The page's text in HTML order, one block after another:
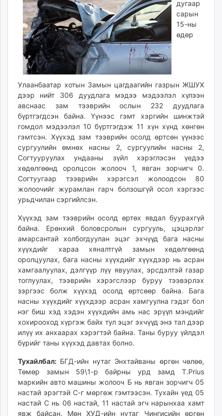
ikon.mn
mnb.mn
Livetv.mn
Eguur.mn
24tsag.mn
shuud.mn
eagle.mn
ergelt.mn
zarig.mn
today.mn
zuv.mn
mminfo.mn
ugluu.mn
urlag.mn
unen.mn
asu.mn
shudarga.mn
shuurhai.mn
unuudur.mn
isee.mn
mglradio.com
fact.mn
itoim.mn
tumen.mn
shuum.mn
tvmongolia.mn
mass.mn
assa.mn
toim.mn
tac.mn
paparazzi.mn
дугаар
сарын
15-ны
өдөр
Улаанбаатар хотын Замын цагдаагийн газрын ЖШУХ
дээр нийт 306 дуудлага мэдээ мэдээлэл хүлээн
авснаас зам тээврийн ослын 232 дуудлага
бүртгэгдсэн байна. Үүнээс гэмт хэргийн шинжтэй
гомдол мэдээлэл 10 бүртгэгдэж 11 хүн хүнд хөнгөн
гэмтсэн. Хүүхэд зам тээврийн осолд өртсөн үүнээс
сургуулийн өмнөх насны 2, сургуулийн насны 2,
Согтууруулах ундааны зүйл хэрэглэсэн үедээ
хөдөлгөөнд оролцсон жолооч 1, явган зорчигч 0.
Согтуугаар тээврийн хэрэгсэл жолоодсон 80
жолоочийг журамлан гарч болзошгүй осол хэргээс
урьдчилан сэргийлсэн.
Хүүхэд зам тээврийн осолд өртөх явдал буурахгүй
байна. Ерөнхий боловсролын сургууль, цэцэрлэг
амарсантай холбогдуулан эцэг эхчүүд бага насны
хүүхдийг хараа хяналтгүй замын хөдөлгөөнд
оролцуулах, бага насны хүүхдийг хүүхдээр нь асран
хамгаалуулах, дэлгүүр лүү явуулах, эрсдэлтэй газар
тоглуулах, тээврийн хэрэгслээр буруу тээвэрлэх
зэргээс болж хүүхэд осолд өртсөөр байна. Бага
насны хүүхдийг хүүхдээр асран хамгуулна гэдэг бол
нэг биш хэд хэдэн хүүхдийн амь нас эрүүл мэндийг
хохирооход хүргэж байх тул эцэг эхчүүд энэ тал дээр
илүү их анхаарах хэрэгтэй байна. Таны буруу үйлдэл
бүрийг таны хүүхэд давтах болно.
Тухайлбал: БГД-ийн нутаг Энхтайваны өргөн чөлөө,
Төмөр замын 59\1-р байрны урд замд T.Prius
маркийн авто машины жолооч Б нь явган зорчигч 05
настай эрэгтэй С-г мөргөж гэмтээсэн. Тухайн үед 05
настай С нь 06 настай, 11 настай эгч нарынхаа хамт
явж байсан. Мөн ХУД-ийн нутаг Чингисийн өргөн